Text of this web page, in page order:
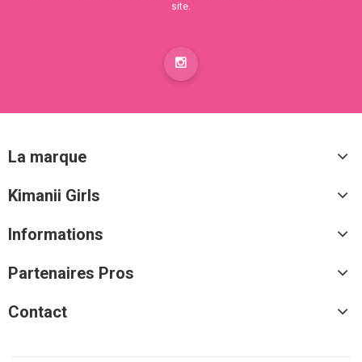
site.
La marque
Kimanii Girls
Informations
Partenaires Pros
Contact